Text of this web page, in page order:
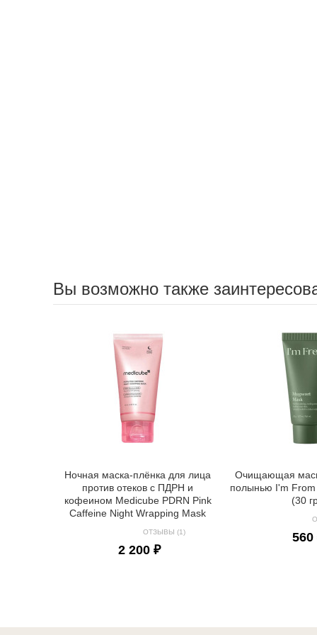
Вы возможно также
Ночная маска-плёнка для лица
против отеков с ПДРН и
кофеином Medicube PDRN Pink
Caffeine Night Wrapping Mask
ОТЗЫВЫ (1)
2 200 ₽
Очищающая
полынью I'm
(30
560